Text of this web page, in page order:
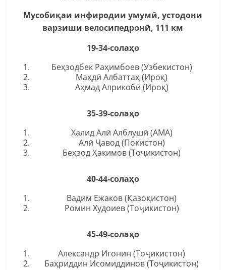
Мусобиқаи инфиродии умумӣ, устодони
варзиши велосипедронӣ, 111 км
19-34-солаҳо
Беҳзодбек Раҳимбоев (Узбекистон)
Маҳдӣ Албаттаҳ (Ироқ)
Аҳмад Алрикобӣ (Ироқ)
35-39-солаҳо
Халид Алӣ Алблушӣ (АМА)
Алӣ Ҷавод (Покистон)
Беҳзод Ҳакимов (Тоҷикистон)
40-44-солаҳо
Вадим Ежаков (Қазоқистон)
Ромин Худоиев (Тоҷикистон)
45-49-солаҳо
Александр Игонин (Тоҷикистон)
Баҳриддин Исомиддинов (Тоҷикистон)